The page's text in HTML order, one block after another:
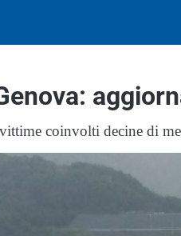
coinvolti decine di